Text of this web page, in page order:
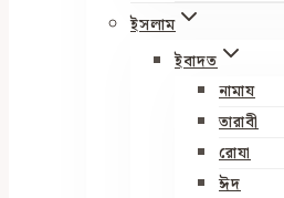
ইসলাম
ইবাদত
নামায
তারাবী
রোযা
ঈদ